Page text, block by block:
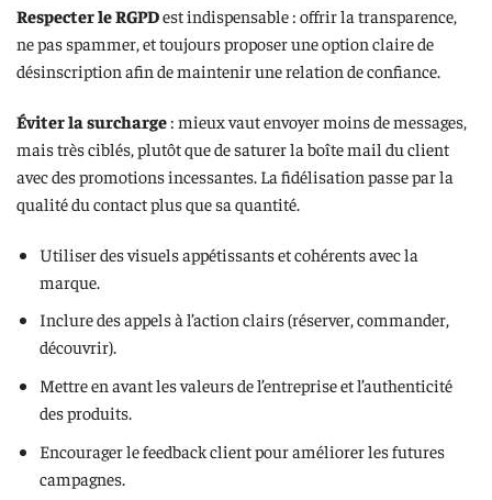
Respecter le RGPDest indispensable : offrir la transparence,
ne pas spammer, et toujours proposer une option claire de
désinscription afin de maintenir une relation de confiance.
Éviter la surcharge : mieux vaut envoyer moins de messages,
mais très ciblés, plutôt que de saturer la boîte mail du client
avec des promotions incessantes. La fidélisation passe par la
qualité du contact plus que sa quantité.
Utiliser des visuels appétissants et cohérents avec la
marque.
Inclure des appels à l’action clairs (réserver, commander,
découvrir).
Mettre en avant les valeurs de l’entreprise et l’authenticité
des produits.
Encourager le feedback client pour améliorer les futures
campagnes.